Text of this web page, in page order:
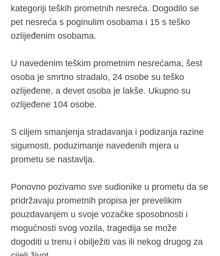
kategoriji teških prometnih nesreća. Dogodilo se
pet nesreća s poginulim osobama i 15 s teško
ozlijeđenim osobama.
U navedenim teškim prometnim nesrećama, šest
osoba je smrtno stradalo, 24 osobe su teško
ozlijeđene, a devet osoba je lakše. Ukupno su
ozlijeđene 104 osobe.
S ciljem smanjenja stradavanja i podizanja razine
sigurnosti, poduzimanje navedenih mjera u
prometu se nastavlja.
Ponovno pozivamo sve sudionike u prometu da se
pridržavaju prometnih propisa jer prevelikim
pouzdavanjem u svoje vozačke sposobnosti i
mogućnosti svog vozila, tragedija se može
dogoditi u trenu i obilježiti vas ili nekog drugog za